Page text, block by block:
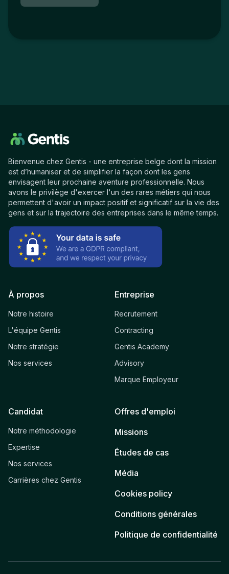
Bienvenue chez Gentis - une entreprise belge dont la mission
est d’humaniser et de simplifier la façon dont les gens
envisagent leur prochaine aventure professionnelle. Nous
avons le privilège d'exercer l'un des rares métiers qui nous
permettent d'avoir un impact positif et significatif sur la vie des
gens et sur la trajectoire des entreprises dans le même temps.
À propos
Notre histoire
L'équipe Gentis
Notre stratégie
Nos services
Entreprise
Recrutement
Contracting
Gentis Academy
Advisory
Marque Employeur
Candidat
Notre méthodologie
Expertise
Nos services
Carrières chez Gentis
Offres d'emploi
Missions
Études de cas
Média
Cookies policy
Conditions générales
Politique de confidentialité